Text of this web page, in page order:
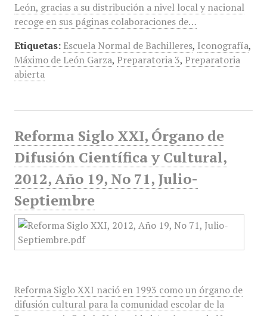
León, gracias a su distribución a nivel local y nacional
recoge en sus páginas colaboraciones de…
Etiquetas: Escuela Normal de Bachilleres, Iconografía,
Máximo de León Garza, Preparatoria 3, Preparatoria
abierta
Reforma Siglo XXI, Órgano de
Difusión Científica y Cultural,
2012, Año 19, No 71, Julio-
Septiembre
Reforma Siglo XXI nació en 1993 como un órgano de
difusión cultural para la comunidad escolar de la